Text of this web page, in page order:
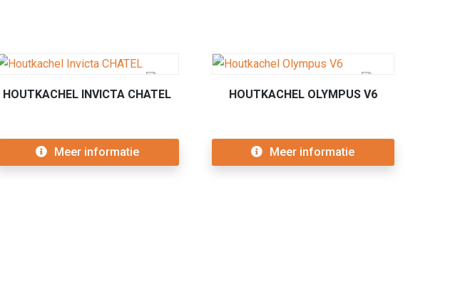
HOUTKACHEL INVICTA CHATEL
Meer informatie
HOUTKACHEL OLYMPUS V6
Meer informatie